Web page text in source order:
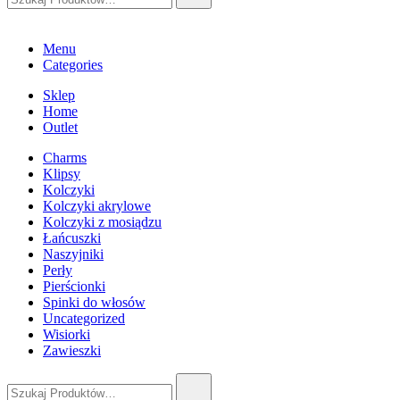
Menu
Categories
Sklep
Home
Outlet
Charms
Klipsy
Kolczyki
Kolczyki akrylowe
Kolczyki z mosiądzu
Łańcuszki
Naszyjniki
Perły
Pierścionki
Spinki do włosów
Uncategorized
Wisiorki
Zawieszki